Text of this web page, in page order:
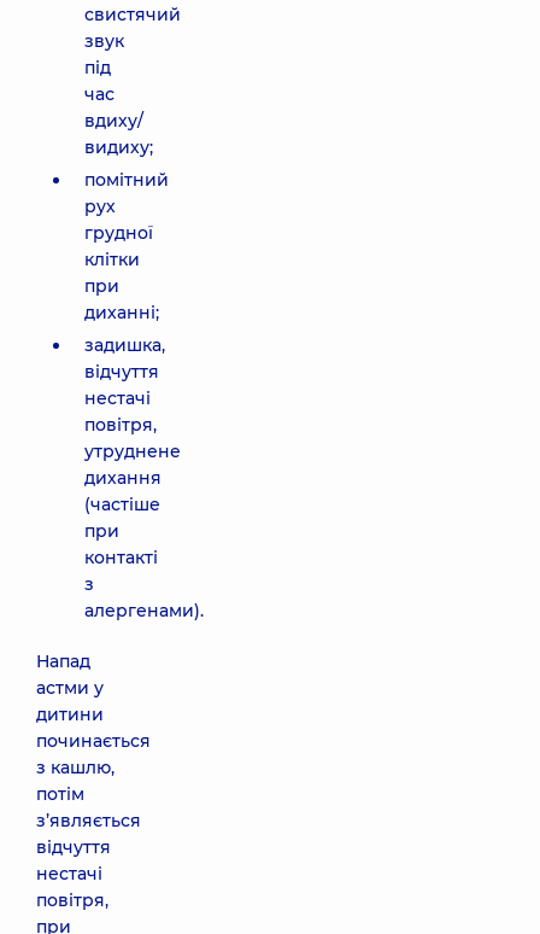
свистячий
звук
під
час
вдиху/
видиху;
помітний
рух
грудної
клітки
при
диханні;
задишка,
відчуття
нестачі
повітря,
утруднене
дихання
(частіше
при
контакті
з
алергенами).
Напад
астми у
дитини
починається
з кашлю,
потім
з’являється
відчуття
нестачі
повітря,
при